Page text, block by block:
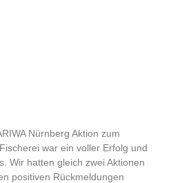
Nürnberg Aktion zum
war ein voller Erfolg und
Wir hatten gleich zwei Aktionen
positiven Rückmeldungen